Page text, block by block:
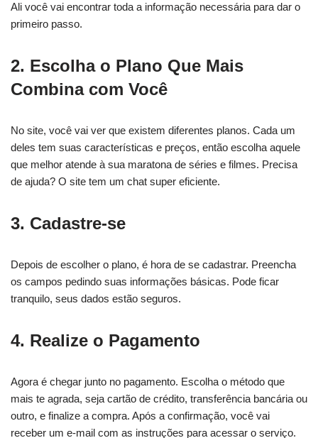
Ali você vai encontrar toda a informação necessária para dar o
primeiro passo.
2. Escolha o Plano Que Mais
Combina com Você
No site, você vai ver que existem diferentes planos. Cada um
deles tem suas características e preços, então escolha aquele
que melhor atende à sua maratona de séries e filmes. Precisa
de ajuda? O site tem um chat super eficiente.
3. Cadastre-se
Depois de escolher o plano, é hora de se cadastrar. Preencha
os campos pedindo suas informações básicas. Pode ficar
tranquilo, seus dados estão seguros.
4. Realize o Pagamento
Agora é chegar junto no pagamento. Escolha o método que
mais te agrada, seja cartão de crédito, transferência bancária ou
outro, e finalize a compra. Após a confirmação, você vai
receber um e-mail com as instruções para acessar o serviço.